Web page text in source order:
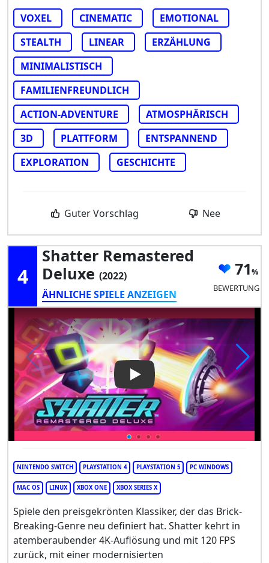
VOXEL CINEMATIC
EMOTIONAL
STEALTH
LINEAR
ERZÄHLUNG
MINIMALISTISCH
FAMILIENFREUNDLICH
ACTION-ADVENTURE
ATMOSPHÄRISCH
3D
PLATTFORM
ENTSPANNEND
EXPLORATION
GESCHICHTE
Guter Vorschlag Nee
4
Shatter Remastered
Deluxe (2022)
ÄHNLICHE SPIELE ANZEIGEN
71
BEWERTUNG
Play Video: Shatter
NINTENDO SWITCH PLAYSTATION 4 PLAYSTATION 5 PC WINDOWS
MAC OS LINUX XBOX ONE XBOX SERIES X
Spiele den preisgekrönten Klassiker, der das Brick-
Breaking-Genre neu definiert hat. Shatter kehrt in
atemberaubender 4K-Auflösung und mit 120 FPS
zurück, mit einer modernisierten